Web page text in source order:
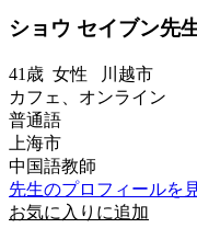
ショウ セイブン先
41歳 女性 川越市
カフェ、オンライン
普通語
上海市
中国語教師
先生のプロフィールを
お気に入りに追加